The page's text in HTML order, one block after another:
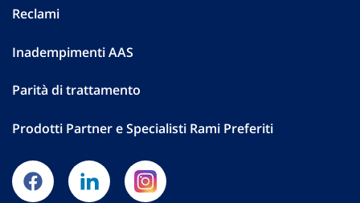
Reclami
Inadempimenti AAS
Parità di trattamento
Prodotti Partner e Specialisti Rami Preferiti